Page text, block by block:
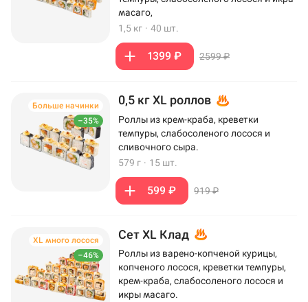
масаго,
1,5 кг · 40 шт.
1399 ₽ 2599 ₽
–35%
Больше начинки 0,5 кг XL роллов
Роллы из крем-краба, креветки
темпуры, слабосоленого лосося и
сливочного сыра.
579 г · 15 шт.
599 ₽ 919 ₽
–46%
XL много лосося Сет XL Клад
Роллы из варено-копченой курицы,
копченого лосося, креветки темпуры,
крем-краба, слабосоленого лосося и
икры масаго.